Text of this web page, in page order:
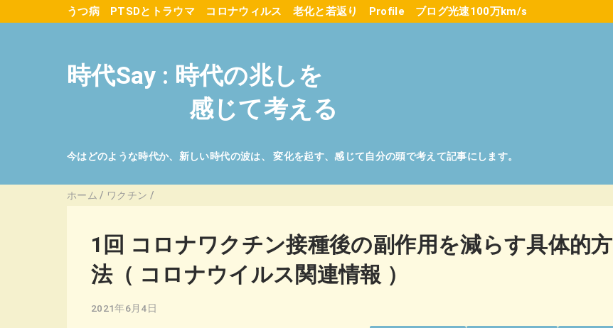
うつ病 PTSDとトラウマ コロナウィルス 老化と若返り Profile ブログ光速100万km/s
時代Say : 時代の兆しを
感じて考える
今はどのような時代か、新しい時代の波は、 変化を起す、感じて自分の頭で考えて記事にします。
ホーム / ワクチン /
1回 コロナワクチン接種後の副作用を減らす具体的方
法（ コロナウイルス関連情報 ）
2021年6月4日